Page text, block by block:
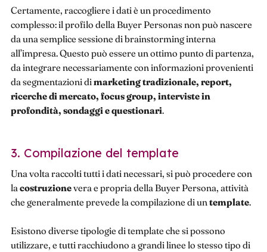
Certamente, raccogliere i dati è un procedimento
complesso: il profilo della Buyer Personas non può nascere
da una semplice sessione di brainstorming interna
all’impresa. Questo può essere un ottimo punto di partenza,
da integrare necessariamente con informazioni provenienti
da segmentazioni dimarketing tradizionale, report,
ricerche di mercato, focus group, interviste in
profondità, sondaggi e questionari.
3. Compilazione del template
Una volta raccolti tutti i dati necessari, si può procedere con
la costruzionevera e propria della Buyer Persona, attività
che generalmente prevede la compilazione di un template.
Esistono diverse tipologie di template che si possono
utilizzare, e tutti racchiudono a grandi linee lo stesso tipo di